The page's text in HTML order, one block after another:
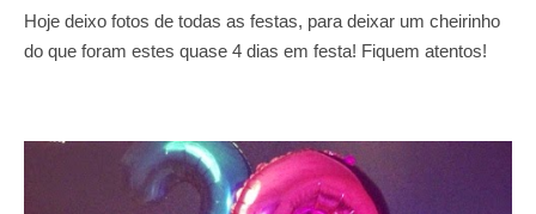
Hoje deixo fotos de todas as festas, para deixar um cheirinho
do que foram estes quase 4 dias em festa! Fiquem atentos!